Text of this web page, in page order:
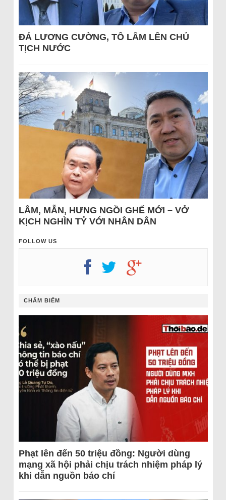
ĐÁ LƯƠNG CƯỜNG, TÔ LÂM LÊN CHỦ
TỊCH NƯỚC
LÂM, MẪN, HƯNG NGỒI GHẾ MỚI – VỞ
KỊCH NGHÌN TỶ VỚI NHÂN DÂN
FOLLOW US
CHÂM BIẾM
Phạt lên đến 50 triệu đồng: Người dùng
mạng xã hội phải chịu trách nhiệm pháp lý
khi dẫn nguồn báo chí